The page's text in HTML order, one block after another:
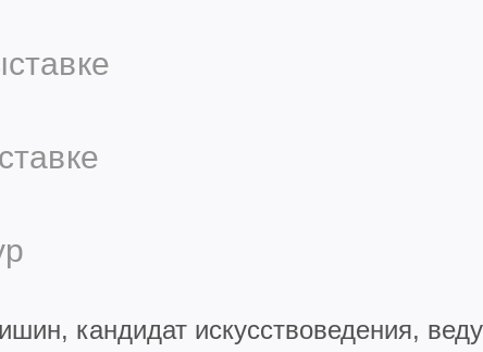
кандидат искусствоведения,